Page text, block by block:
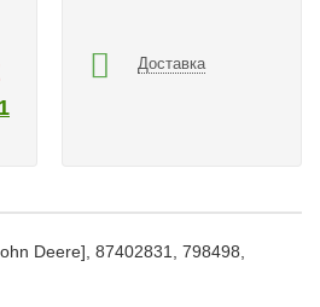
Доставка
Deere], 87402831, 798498,